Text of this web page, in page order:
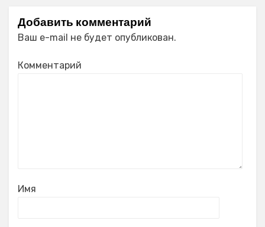
Добавить комментарий
Ваш e-mail не будет опубликован.
Комментарий
Имя